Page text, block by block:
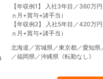
【年収例1】
入社3年目／360万
ヵ月+賞与+諸手当）
【年収例2】
入社5年目／420万
ヵ月+賞与+諸手当）
北海道／宮城県／東京都／愛知県
／福岡県／沖縄県《転勤なし》